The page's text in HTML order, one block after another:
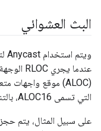
البث العشوائي
التي تسمى ALOC16، بالتنسيق
على سبيل المثال، يتم حجز ALOC16 بين